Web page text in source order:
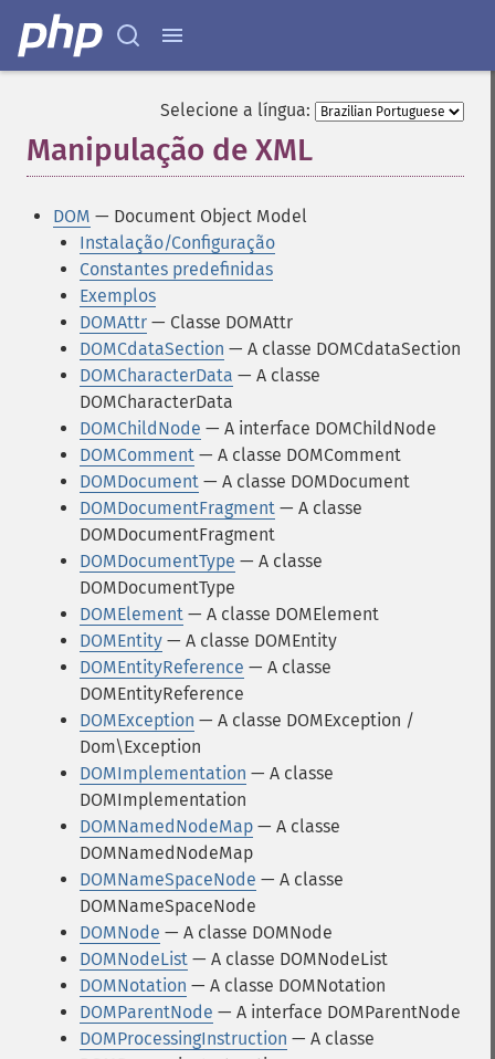
Selecione a língua:
Manipulação de XML
DOM — Document Object Model
Instalação/Configuração
Constantes predefinidas
Exemplos
DOMAttr — Classe DOMAttr
DOMCdataSection — A classe DOMCdataSection
DOMCharacterData — A classe
DOMCharacterData
DOMChildNode — A interface DOMChildNode
DOMComment — A classe DOMComment
DOMDocument — A classe DOMDocument
DOMDocumentFragment — A classe
DOMDocumentFragment
DOMDocumentType — A classe
DOMDocumentType
DOMElement — A classe DOMElement
DOMEntity — A classe DOMEntity
DOMEntityReference — A classe
DOMEntityReference
DOMException — A classe DOMException /
Dom\Exception
DOMImplementation — A classe
DOMImplementation
DOMNamedNodeMap — A classe
DOMNamedNodeMap
DOMNameSpaceNode — A classe
DOMNameSpaceNode
DOMNode — A classe DOMNode
DOMNodeList — A classe DOMNodeList
DOMNotation — A classe DOMNotation
DOMParentNode — A interface DOMParentNode
DOMProcessingInstruction — A classe